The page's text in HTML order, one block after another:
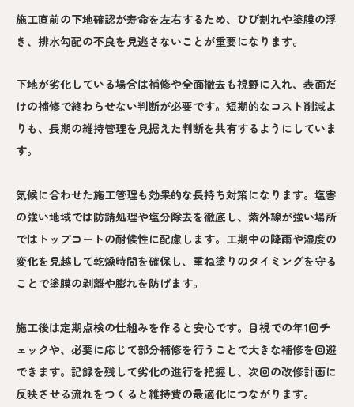
施工直前の下地確認が寿命を左右するため、ひび割れや塗膜の浮
き、排水勾配の不良を見逃さないことが重要になります。
下地が劣化している場合は補修や全面撤去も視野に入れ、表面だ
けの補修で終わらせない判断が必要です。短期的なコスト削減よ
りも、長期の維持管理を見据えた判断を共有するようにしていま
す。
気候に合わせた施工管理も効果的な長持ち対策になります。塩害
の強い地域では防錆処理や塩分除去を徹底し、紫外線が強い場所
ではトップコートの耐候性に配慮します。工期中の降雨や湿度の
変化を見越して乾燥時間を確保し、重ね塗りのタイミングを守る
ことで塗膜の剥離や膨れを防げます。
施工後は定期点検の仕組みを作ると安心です。目視での年1回チ
ェックや、必要に応じて部分補修を行うことで大きな補修を回避
できます。記録を残して劣化の進行を把握し、次回の改修計画に
反映させる流れをつくると維持費の最適化につながります。